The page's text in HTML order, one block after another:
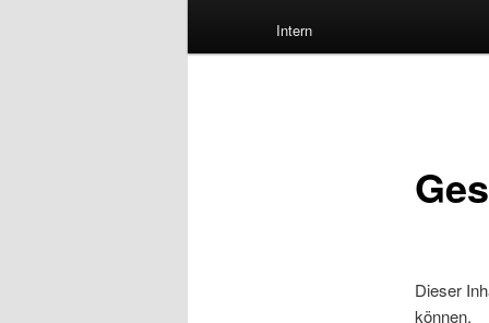
Intern
Dieser
können.